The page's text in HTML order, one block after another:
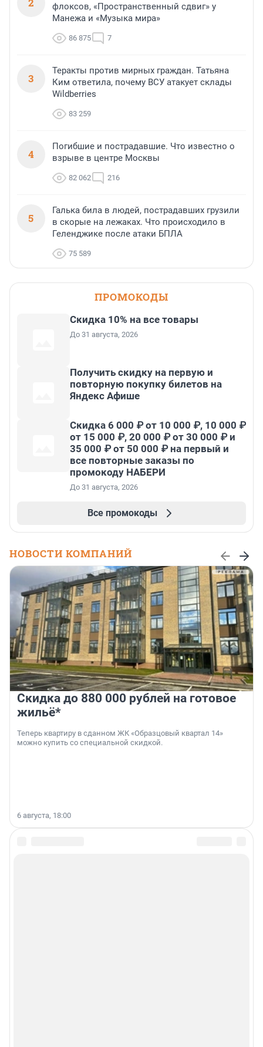
флоксов, «Пространственный сдвиг» у
Манежа и «Музыка мира»
86 875 7
3
Теракты против мирных граждан. Татьяна
Ким ответила, почему ВСУ атакует склады
Wildberries
83 259
4
Погибшие и пострадавшие. Что известно о
взрыве в центре Москвы
82 062 216
5
Галька била в людей, пострадавших грузили
в скорые на лежаках. Что происходило в
Геленджике после атаки БПЛА
75 589
ПРОМОКОДЫ
Скидка 10% на все товары
До 31 августа, 2026
Получить скидку на первую и
повторную покупку билетов на
Яндекс Афише
Скидка 6 000 ₽ от 10 000 ₽, 10 000 ₽
от 15 000 ₽, 20 000 ₽ от 30 000 ₽ и
35 000 ₽ от 50 000 ₽ на первый и
все повторные заказы по
промокоду НАБЕРИ
До 31 августа, 2026
Все промокоды
НОВОСТИ КОМПАНИЙ
Скидка до 880 000 рублей на готовое
жильё*
Теперь квартиру в сданном ЖК «Образцовый квартал 14»
можно купить со специальной скидкой.
6 августа, 18:00